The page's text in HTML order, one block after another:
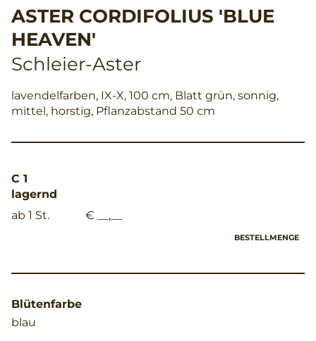
ASTER CORDIFOLIUS 'BLUE
HEAVEN'
Schleier-Aster
lavendelfarben, IX-X, 100 cm, Blatt grün, sonnig,
mittel, horstig, Pflanzabstand 50 cm
C 1
lagernd
ab 1 St.
€ __,__
BESTELLMENGE
Blütenfarbe
blau